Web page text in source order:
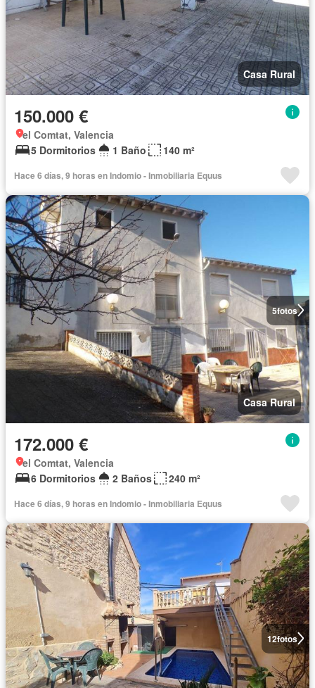
Casa Rural
150.000 €
el Comtat, Valencia
5 Dormitorios
1 Baño 140 m²
Hace 6 días, 9 horas en Indomio - Inmobiliaria Equus
5fotos
Casa Rural
172.000 €
el Comtat, Valencia
6 Dormitorios
2 Baños 240 m²
Hace 6 días, 9 horas en Indomio - Inmobiliaria Equus
12fotos